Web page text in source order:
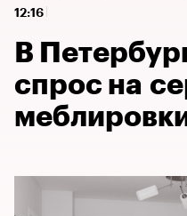
12:16
В
спрос на